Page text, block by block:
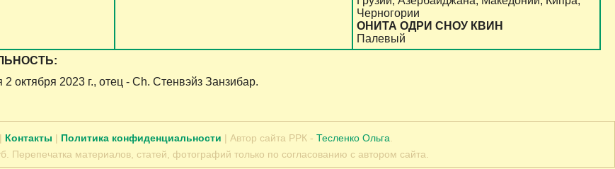
Черногории
ОНИТА ОДРИ СНОУ КВИН
Палевый
октября 2023 г., отец - Ch. Стенвэйз Занзибар.
| Контакты | Политика конфиденциальности | Автор сайта РРК - Тесленко Ольга
Перепечатка материалов, статей, фотографий только по согласованию с автором сайта.